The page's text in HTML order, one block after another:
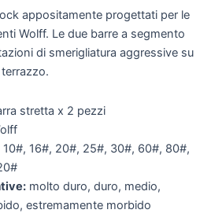
appositamente progettati per le
Wolff. Le due barre a segmento
di smerigliatura aggressive su
stretta x 2 pezzi
10#, 16#, 20#, 25#, 30#, 60#, 80#,
molto duro, duro, medio,
estremamente morbido